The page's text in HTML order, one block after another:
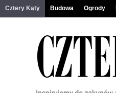
Cztery Kąty Budowa Ogrody